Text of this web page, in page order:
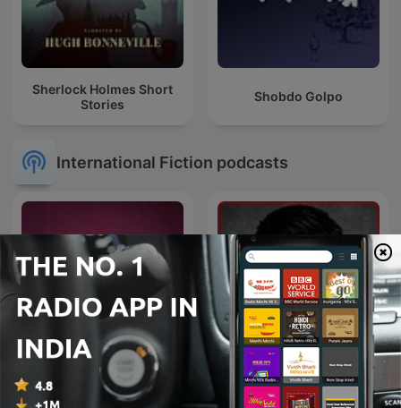
Sherlock Holmes Short
Stories
Shobdo Golpo
International Fiction podcasts
La Mano Peluda
Inframundo Relatos De
Terror